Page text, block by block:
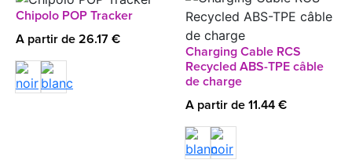
Chipolo POP Tracker
A partir de 26.17 €
Charging Cable RCS
Recycled ABS-TPE câble
de charge
A partir de 11.44 €